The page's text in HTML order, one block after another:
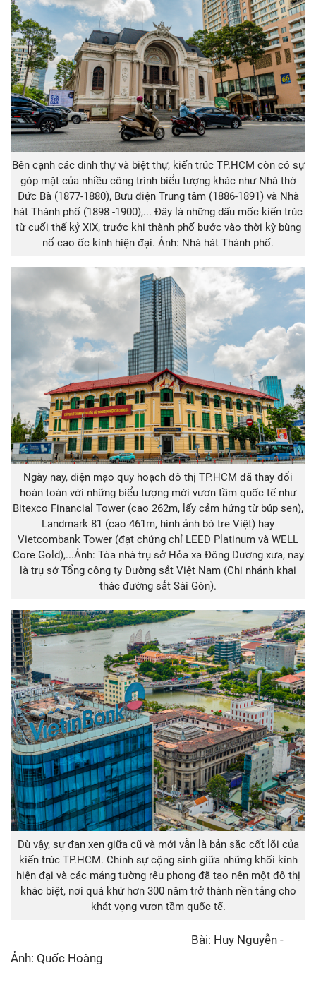
Bên cạnh các dinh thự và biệt thự, kiến trúc TP.HCM còn có sự
góp mặt của nhiều công trình biểu tượng khác như Nhà thờ
Đức Bà (1877-1880), Bưu điện Trung tâm (1886-1891) và Nhà
hát Thành phố (1898 -1900),... Đây là những dấu mốc kiến trúc
từ cuối thế kỷ XIX, trước khi thành phố bước vào thời kỳ bùng
nổ cao ốc kính hiện đại. Ảnh: Nhà hát Thành phố.
Ngày nay, diện mạo quy hoạch đô thị TP.HCM đã thay đổi
hoàn toàn với những biểu tượng mới vươn tầm quốc tế như
Bitexco Financial Tower (cao 262m, lấy cảm hứng từ búp sen),
Landmark 81 (cao 461m, hình ảnh bó tre Việt) hay
Vietcombank Tower (đạt chứng chỉ LEED Platinum và WELL
Core Gold),...Ảnh: Tòa nhà trụ sở Hỏa xa Đông Dương xưa, nay
là trụ sở Tổng công ty Đường sắt Việt Nam (Chi nhánh khai
thác đường sắt Sài Gòn).
Dù vậy, sự đan xen giữa cũ và mới vẫn là bản sắc cốt lõi của
kiến trúc TP.HCM. Chính sự cộng sinh giữa những khối kính
hiện đại và các mảng tường rêu phong đã tạo nên một đô thị
khác biệt, nơi quá khứ hơn 300 năm trở thành nền tảng cho
khát vọng vươn tầm quốc tế.
Bài: Huy Nguyễn -
Ảnh: Quốc Hoàng